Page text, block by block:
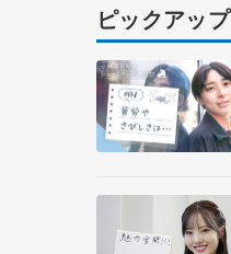
ピックアップ